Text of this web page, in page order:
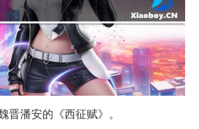
晋潘安的《西征赋》。